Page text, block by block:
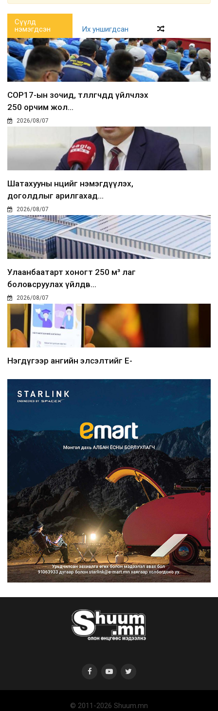
Сүүлд
нэмэгдсэн
Их уншигдсан
COP17-ын зочид, төлөөлөгчдөд үйлчлэх
250 орчим жол...
2026/08/07
Шатахууны нөөцийг нэмэгдүүлэх,
доголдлыг арилгахад...
2026/08/07
Улаанбаатарт хоногт 250 м³ лаг
боловсруулах үйлдв...
2026/08/07
Нэгдүгээр ангийн элсэлтийг E-
Францад иргэд рүү зөвшөөрөлгүй
сурталчилгааны дууд...
2026/08/07
Нийтийн тээврийн Ч:19А чиглэлийн
замналд түр хугац...
2026/08/07
Автомашины улсын дугаар сондгой
тоогоор төгссөн бо...
© 2011-2026 Shuum.mn